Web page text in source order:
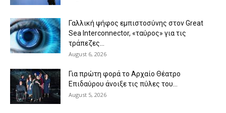
Γαλλική ψήφος εμπιστοσύνης στον Great
Sea Interconnector, «ταύρος» για τις
τράπεζες...
August 6, 2026
Για πρώτη φορά το Αρχαίο Θέατρο
Επιδαύρου άνοιξε τις πύλες του...
August 5, 2026